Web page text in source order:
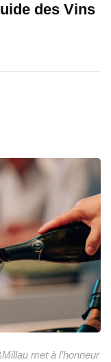
des Vins
met à l’honneur